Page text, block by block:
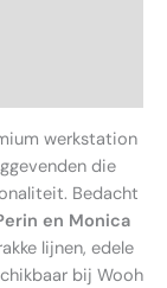
werkstation
die
Bedacht
en Monica
lijnen, edele
bij Wooh